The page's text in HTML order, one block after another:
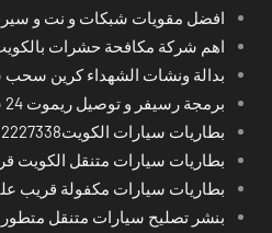
افضل مقويات شبكات و نت و
اهم شركة مكافحة حشرات
بدالة ونشات الشهداء كرين سحب
برمجة رسيفر و توصيل ريموت 24 ساعة في محافظات الكويت
بطاريات سيارات الكويت52227338
بطاريات سيارات متنقل الكويت
بطاريات سيارات مكفولة قريب